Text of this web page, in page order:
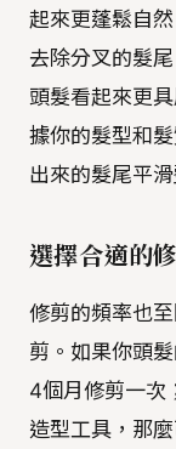
起來更蓬鬆自
去除分叉的髮
頭髮看起來更
據你的髮型和
出來的髮尾平
選擇合適的
修剪的頻率也
剪。如果你頭
4個月修剪一次
造型工具，那